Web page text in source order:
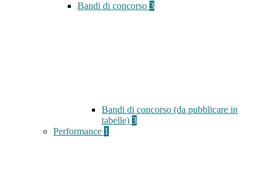
Bandi di concorso 3
Bandi di concorso (da pubblicare in
tabelle) 3
Performance 1